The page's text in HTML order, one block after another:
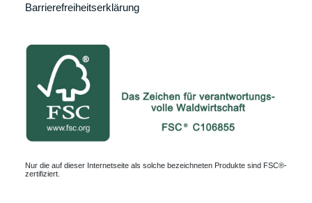
Barrierefreiheitserklärung
Nur die auf dieser Internetseite als solche bezeichneten Produkte sind FSC®-
zertifiziert.